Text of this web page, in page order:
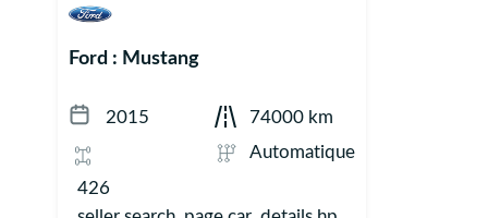
Ford : Mustang
2015
74000 km
Automatique
426